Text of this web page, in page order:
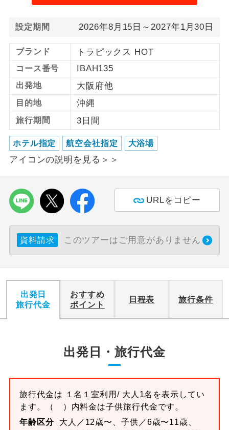
設定期間 2026年8月15日～2027年1月30日
ブランド トラピックス HOT
コース番号 IBAH135
出発地 大阪府他
目的地 沖縄
旅行期間 3日間
ホテル指定 航空会社指定 大浴場
アイコンの説明を見る＞＞
URLをコピー
資料請求 このツアーはご用意がありません
出発日
旅行代金
おすすめ
ポイント
日程表 旅行条件
出発日・旅行代金
旅行代金は １名１室利用/ 大人1名を表示してい
ます。
（ ）内料金は子供旅行代金です。
年齢区分
大人／12歳〜、子供／6歳〜11歳、
おひとり様参
1名様1室同代
金
1名様1室利用でも追加料金がかからない
コースです。
ご夫婦限定
ご夫婦限定でご参加いただけるコースで
す。
女性限定
女性限定でご参加いただけるコースで
す。
年齢制限あり
ご参加にあたり年齢に制限があるコース
です。
利用航空会社が指定なので、ご出発の計
ホテル指定
ご紹介するホテルを指定したコースで
おひとり様バ
ス2席利用
おひとり様でバス席を2席利⽤できま